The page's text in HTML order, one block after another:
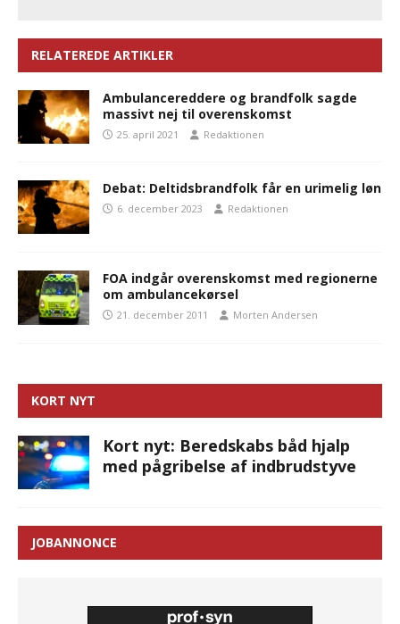
RELATEREDE ARTIKLER
Ambulancereddere og brandfolk sagde
massivt nej til overenskomst
25. april 2021 Redaktionen
Debat: Deltidsbrandfolk får en urimelig løn
6. december 2023 Redaktionen
FOA indgår overenskomst med regionerne
om ambulancekørsel
21. december 2011 Morten Andersen
KORT NYT
Kort nyt: Beredskabs båd hjalp
med pågribelse af indbrudstyve
JOBANNONCE